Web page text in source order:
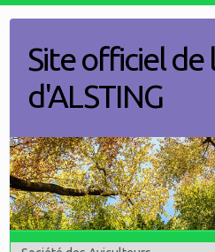
contentSite officiel
d'ALSTING